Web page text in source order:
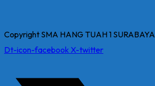
Copyright SMA HANG TUAH 1 SURABAYA
Dt-icon-facebook X-twitter